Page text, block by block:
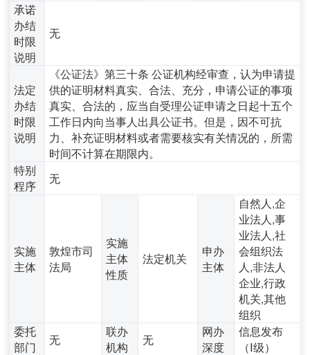
承诺
办结
时限
说明
无
法定
办结
时限
说明
《公证法》第三十条 公证机构经审查，认为申请提
供的证明材料真实、合法、充分，申请公证的事项
真实、合法的，应当自受理公证申请之日起十五个
工作日内向当事人出具公证书。但是，因不可抗
力、补充证明材料或者需要核实有关情况的，所需
时间不计算在期限内。
特别
程序
无
实施
主体
敦煌市司
法局
实施
主体
性质
法定机关
申办
主体
自然人,企
业法人,事
业法人,社
会组织法
人,非法人
企业,行政
机关,其他
组织
委托
部门
无
联办
机构
无
网办
深度
信息发布
（Ⅰ级）